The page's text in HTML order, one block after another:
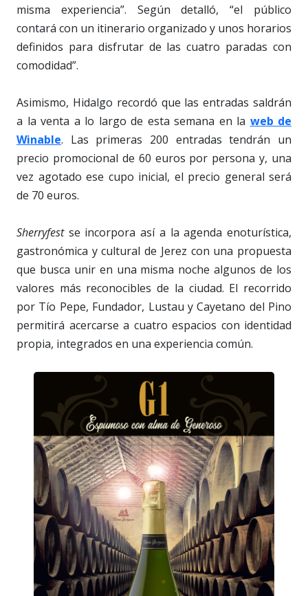
misma experiencia”. Según detalló, “el público
contará con un itinerario organizado y unos horarios
definidos para disfrutar de las cuatro paradas con
comodidad”.
Asimismo, Hidalgo recordó que las entradas saldrán
a la venta a lo largo de esta semana en la web de
Winable. Las primeras 200 entradas tendrán un
precio promocional de 60 euros por persona y, una
vez agotado ese cupo inicial, el precio general será
de 70 euros.
Sherryfestse incorpora así a la agenda enoturística,
gastronómica y cultural de Jerez con una propuesta
que busca unir en una misma noche algunos de los
valores más reconocibles de la ciudad. El recorrido
por Tío Pepe, Fundador, Lustau y Cayetano del Pino
permitirá acercarse a cuatro espacios con identidad
propia, integrados en una experiencia común.